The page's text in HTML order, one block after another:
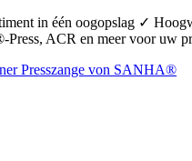
in één oogopslag ✓
ACR en meer voor uw